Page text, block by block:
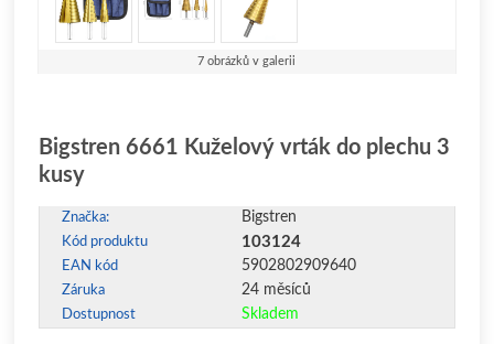
7 obrázků v galerii
Bigstren 6661 Kuželový vrták do plechu 3
kusy
Značka: Bigstren
Kód produktu 103124
EAN kód 5902802909640
Záruka 24 měsíců
Dostupnost Skladem